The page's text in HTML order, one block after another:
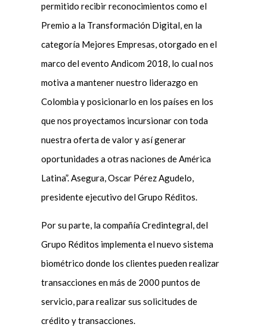
permitido recibir reconocimientos como el
Premio a la Transformación Digital, en la
categoría Mejores Empresas, otorgado en el
marco del evento Andicom 2018, lo cual nos
motiva a mantener nuestro liderazgo en
Colombia y posicionarlo en los países en los
que nos proyectamos incursionar con toda
nuestra oferta de valor y así generar
oportunidades a otras naciones de América
Latina”. Asegura, Oscar Pérez Agudelo,
presidente ejecutivo del Grupo Réditos.
Por su parte, la compañía Credintegral, del
Grupo Réditos implementa el nuevo sistema
biométrico donde los clientes pueden realizar
transacciones en más de 2000 puntos de
servicio, para realizar sus solicitudes de
crédito y transacciones.